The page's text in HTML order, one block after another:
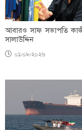
আবারও সাফ সভাপতি
সালাউদ্দিন
০১/০৮/২০২৬